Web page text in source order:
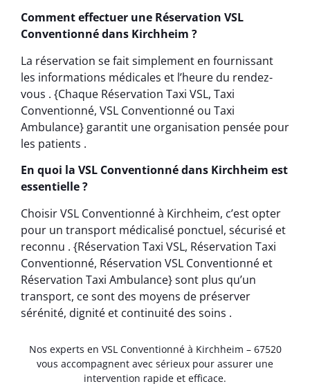
Comment effectuer une Réservation VSL
Conventionné dans Kirchheim ?
La réservation se fait simplement en fournissant
les informations médicales et l’heure du rendez-
vous . {Chaque Réservation Taxi VSL, Taxi
Conventionné, VSL Conventionné ou Taxi
Ambulance} garantit une organisation pensée pour
les patients .
En quoi la VSL Conventionné dans Kirchheim est
essentielle ?
Choisir VSL Conventionné à Kirchheim, c’est opter
pour un transport médicalisé ponctuel, sécurisé et
reconnu . {Réservation Taxi VSL, Réservation Taxi
Conventionné, Réservation VSL Conventionné et
Réservation Taxi Ambulance} sont plus qu’un
transport, ce sont des moyens de préserver
sérénité, dignité et continuité des soins .
Nos experts en VSL Conventionné à Kirchheim – 67520
vous accompagnent avec sérieux pour assurer une
intervention rapide et efficace.